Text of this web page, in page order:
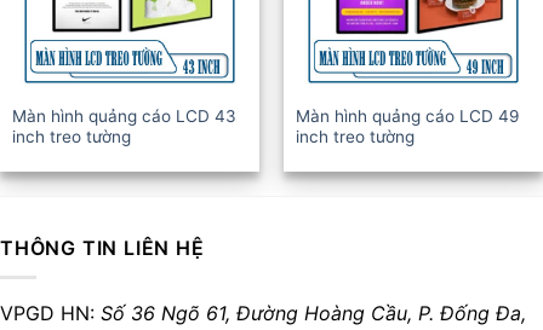
Màn hình quảng cáo LCD 43
inch treo tường
Màn hình quảng cáo LCD 49
inch treo tường
THÔNG TIN LIÊN HỆ
VPGD HN: Số 36 Ngõ 61, Đường Hoàng Cầu, P. Đống Đa,